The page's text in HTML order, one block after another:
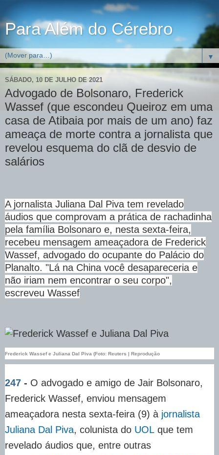
Para Além do Cérebro
▼
SÁBADO, 10 DE JULHO DE 2021
Advogado de Bolsonaro, Frederick
Wassef (que escondeu Queiroz em uma
casa de Atibaia por mais de um ano) faz
ameaça de morte contra a jornalista que
revelou esquema do clã de desvio de
salários
A jornalista Juliana Dal Piva tem revelado
áudios que comprovam a prática de rachadinha
pela família Bolsonaro e, nesta sexta-feira,
recebeu mensagem ameaçadora de Frederick
Wassef, advogado do ocupante do Palácio do
Planalto. "Lá na China você desapareceria e
não iriam nem encontrar o seu corpo",
escreveu Wassef
Frederick Wassef e Juliana Dal Piva (Foto: Reuters | Reprodução
247 - O advogado e amigo de Jair Bolsonaro,
Frederick Wassef, enviou mensagem
ameaçadora nesta sexta-feira (9) à jornalista
Juliana Dal Piva, colunista do UOL que tem
revelado áudios que, entre outras